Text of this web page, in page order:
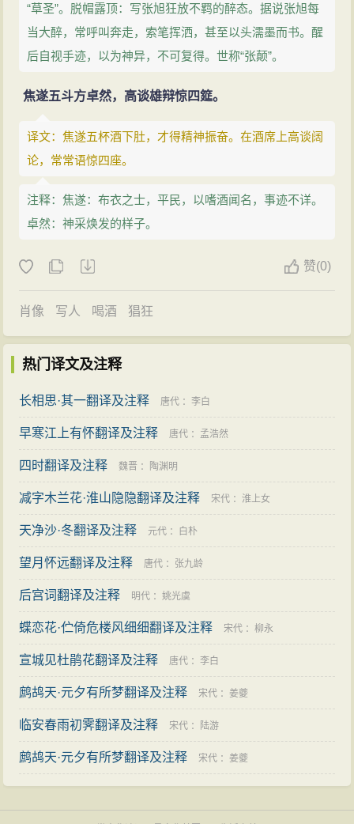
“草圣”。脱帽露顶：写张旭狂放不羁的醉态。据说张旭每
当大醉，常呼叫奔走，索笔挥洒，甚至以头濡墨而书。醒
后自视手迹，以为神异，不可复得。世称“张颠”。
焦遂五斗方卓然，高谈雄辩惊四筵。
译文：焦遂五杯酒下肚，才得精神振奋。在酒席上高谈阔
论，常常语惊四座。
注释：焦遂：布衣之士，平民，以嗜酒闻名，事迹不详。
卓然：神采焕发的样子。
赞(0)
肖像 写人 喝酒 猖狂
热门译文及注释
长相思·其一翻译及注释 唐代 ：李白
早寒江上有怀翻译及注释 唐代 ： 孟浩然
四时翻译及注释 魏晋 ： 陶渊明
减字木兰花·淮山隐隐翻译及注释 宋代 ：淮上女
天净沙·冬翻译及注释 元代 ： 白朴
望月怀远翻译及注释 唐代 ： 张九龄
后宫词翻译及注释 明代 ：姚光虞
蝶恋花·伫倚危楼风细细翻译及注释 宋代 ：柳永
宣城见杜鹃花翻译及注释 唐代 ：李白
鹧鸪天·元夕有所梦翻译及注释 宋代 ：姜夔
临安春雨初霁翻译及注释 宋代 ： 陆游
鹧鸪天·元夕有所梦翻译及注释 宋代 ：姜夔